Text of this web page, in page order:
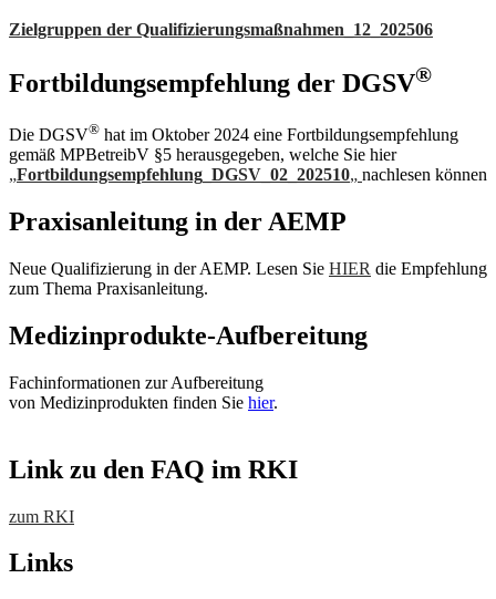
Zielgruppen der Qualifizierungsmaßnahmen_12_202506
Fortbildungsempfehlung der DGSV®
Die DGSV® hat im Oktober 2024 eine Fortbildungsempfehlung
gemäß MPBetreibV §5 herausgegeben, welche Sie hier
„Fortbildungsempfehlung_DGSV_02_202510„ nachlesen können
Praxisanleitung in der AEMP
Neue Qualifizierung in der AEMP. Lesen Sie HIER die Empfehlung
zum Thema Praxisanleitung.
Medizinprodukt­e-Aufbereitung
Fachinformationen zur Auf­be­rei­tung
von Medizinprodukten finden Sie hier.
Link zu den FAQ im RKI
zum RKI
Links